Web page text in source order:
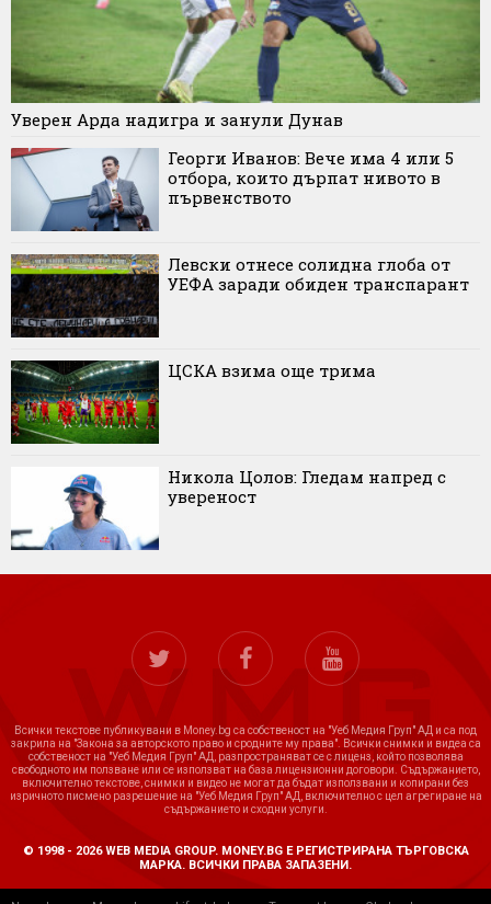
Уверен Арда надигра и занули Дунав
Георги Иванов: Вече има 4 или 5
отбора, които дърпат нивото в
първенството
Левски отнесе солидна глоба от
УЕФА заради обиден транспарант
ЦСКА взима още трима
Никола Цолов: Гледам напред с
увереност
Всички текстове публикувани в Money.bg са собственост на "Уеб Медия Груп" АД и са под
закрила на "Закона за авторското право и сродните му права". Всички снимки и видеа са
собственост на "Уеб Медия Груп" АД, разпространяват се с лиценз, който позволява
свободното им ползване или се използват на база лицензионни договори. Съдържанието,
включително текстове, снимки и видео не могат да бъдат използвани и копирани без
изричното писмено разрешение на "Уеб Медия Груп" АД, включително с цел агрегиране на
съдържанието и сходни услуги.
© 1998 - 2026 WEB MEDIA GROUP. MONEY.BG Е РЕГИСТРИРАНА ТЪРГОВСКА
МАРКА. ВСИЧКИ ПРАВА ЗАПАЗЕНИ.